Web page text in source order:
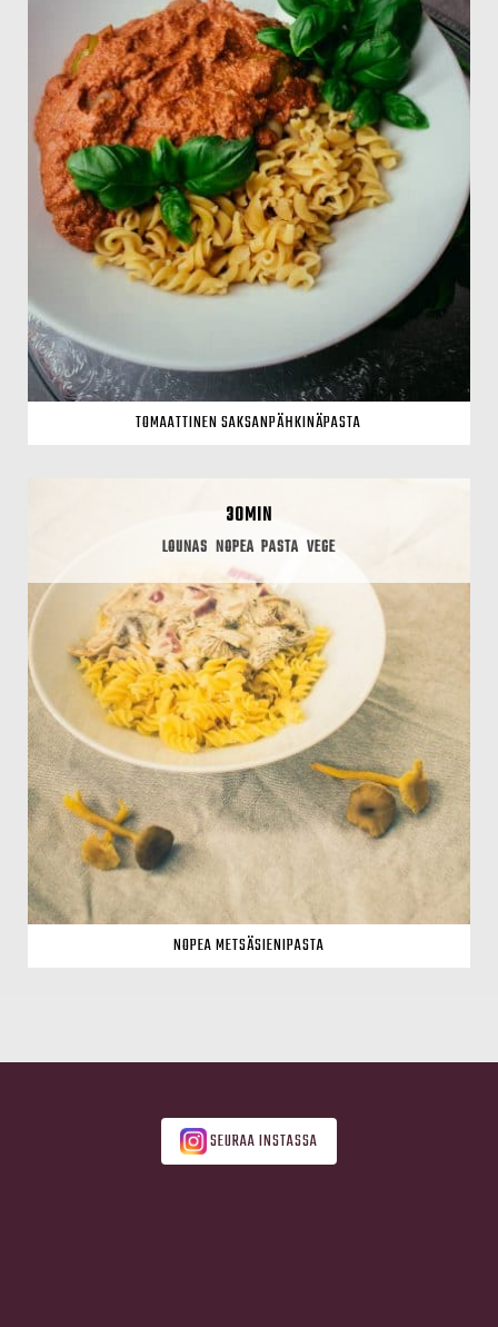
TOMAATTINEN SAKSANPÄHKINÄPASTA
30MIN
LOUNAS NOPEA PASTA VEGE
NOPEA METSÄSIENIPASTA
SEURAA INSTASSA